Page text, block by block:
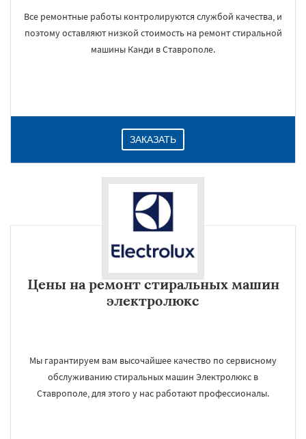
Все ремонтные работы контролируются службой качества, и
поэтому оставляют низкой стоимость на ремонт стиральной
машины Канди в Ставрополе.
ЗАКАЗАТЬ
Цены на ремонт стиральных машин
электролюкс
Мы гарантируем вам высочайшее качество по сервисному
обслуживанию стиральных машин Электролюкс в
Ставрополе, для этого у нас работают профессионалы.